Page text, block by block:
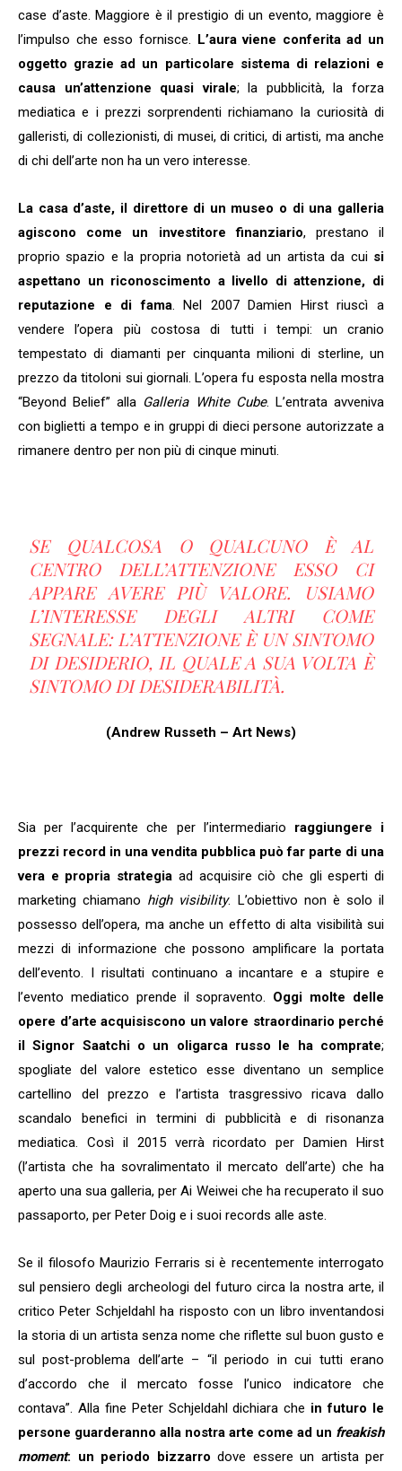
case d’aste. Maggiore è il prestigio di un evento, maggiore è
l’impulso che esso fornisce. L’aura viene conferita ad un
oggetto grazie ad un particolare sistema di relazioni e
causa un’attenzione quasi virale; la pubblicità, la forza
mediatica e i prezzi sorprendenti richiamano la curiosità di
galleristi, di collezionisti, di musei, di critici, di artisti, ma anche
di chi dell’arte non ha un vero interesse.
La casa d’aste, il direttore di un museo o di una galleria
agiscono come un investitore finanziario, prestano il
proprio spazio e la propria notorietà ad un artista da cui si
aspettano un riconoscimento a livello di attenzione, di
reputazione e di fama. Nel 2007 Damien Hirst riuscì a
vendere l’opera più costosa di tutti i tempi: un cranio
tempestato di diamanti per cinquanta milioni di sterline, un
prezzo da titoloni sui giornali. L’opera fu esposta nella mostra
“Beyond Belief” alla Galleria White Cube. L’entrata avveniva
con biglietti a tempo e in gruppi di dieci persone autorizzate a
rimanere dentro per non più di cinque minuti.
SE QUALCOSA O QUALCUNO È AL
CENTRO DELL’ATTENZIONE ESSO CI
APPARE AVERE PIÙ VALORE. USIAMO
L’INTERESSE DEGLI ALTRI COME
SEGNALE: L’ATTENZIONE È UN SINTOMO
DI DESIDERIO, IL QUALE A SUA VOLTA È
SINTOMO DI DESIDERABILITÀ.
(Andrew Russeth – Art News)
Sia per l’acquirente che per l’intermediario raggiungere i
prezzi record in una vendita pubblica può far parte di una
vera e propria strategia ad acquisire ciò che gli esperti di
marketing chiamano high visibility. L’obiettivo non è solo il
possesso dell’opera, ma anche un effetto di alta visibilità sui
mezzi di informazione che possono amplificare la portata
dell’evento. I risultati continuano a incantare e a stupire e
l’evento mediatico prende il sopravento. Oggi molte delle
opere d’arte acquisiscono un valore straordinario perché
il Signor Saatchi o un oligarca russo le ha comprate;
spogliate del valore estetico esse diventano un semplice
cartellino del prezzo e l’artista trasgressivo ricava dallo
scandalo benefici in termini di pubblicità e di risonanza
mediatica. Così il 2015 verrà ricordato per Damien Hirst
(l’artista che ha sovralimentato il mercato dell’arte) che ha
aperto una sua galleria, per Ai Weiwei che ha recuperato il suo
passaporto, per Peter Doig e i suoi records alle aste.
Se il filosofo Maurizio Ferraris si è recentemente interrogato
sul pensiero degli archeologi del futuro circa la nostra arte, il
critico Peter Schjeldahl ha risposto con un libro inventandosi
la storia di un artista senza nome che riflette sul buon gusto e
sul post-problema dell’arte – “il periodo in cui tutti erano
d’accordo che il mercato fosse l’unico indicatore che
contava”. Alla fine Peter Schjeldahl dichiara che in futuro le
persone guarderanno alla nostra arte come ad un freakish
moment: un periodo bizzarro dove essere un artista per